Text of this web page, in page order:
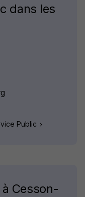
dans les
Public
Cesson-